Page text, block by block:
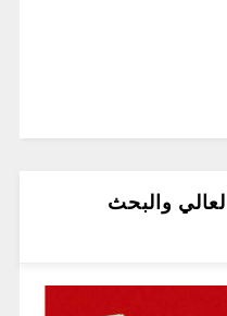
والبحث